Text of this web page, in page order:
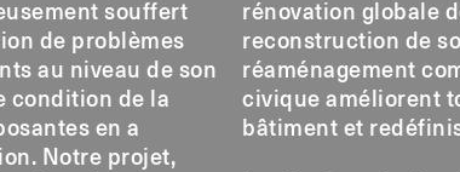
souffert
de problèmes
au niveau de son
condition de la
en a
Notre projet,
rénovation globale
reconstruction de
réaménagement
civique améliorent
bâtiment et